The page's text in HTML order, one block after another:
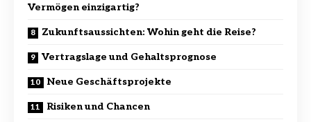
Vermögen einzigartig?
Zukunftsaussichten: Wohin geht die Reise?
Vertragslage und Gehaltsprognose
Neue Geschäftsprojekte
Risiken und Chancen